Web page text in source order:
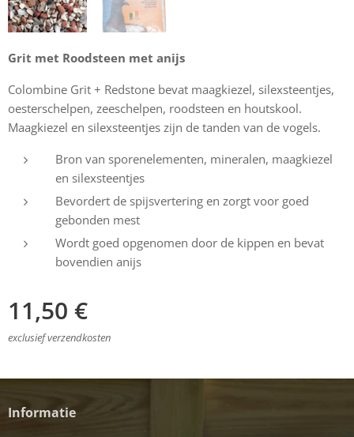
Grit met Roodsteen met anijs
Colombine Grit + Redstone bevat maagkiezel, silexsteentjes,
oesterschelpen, zeeschelpen, roodsteen en houtskool.
Maagkiezel en silexsteentjes zijn de tanden van de vogels.
Bron van sporenelementen, mineralen, maagkiezel
en silexsteentjes
Bevordert de spijsvertering en zorgt voor goed
gebonden mest
Wordt goed opgenomen door de kippen en bevat
bovendien anijs
11,50 €
exclusief verzendkosten
Informatie